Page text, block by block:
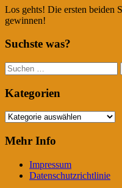
Los gehts! Die ersten beiden
gewinnen!
Suchste was?
Suchen
nach:
Kategorien
Kategorien
Mehr Info
Impressum
Datenschutzrichtlinie